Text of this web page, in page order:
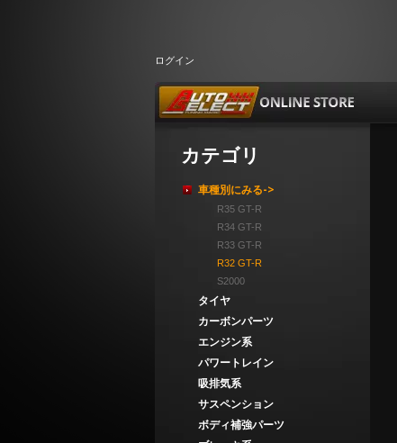
ログイン
カテゴリ
車種別にみる->
R35 GT-R
R34 GT-R
R33 GT-R
R32 GT-R
S2000
タイヤ
カーボンパーツ
エンジン系
パワートレイン
吸排気系
サスペンション
ボディ補強パーツ